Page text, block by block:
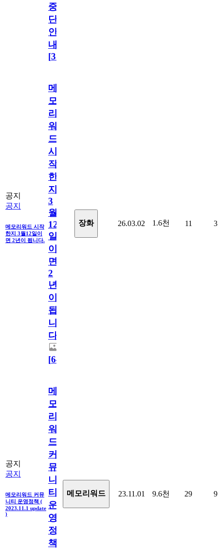
중
단
안
내
[31
공지
공지
메모리워드 시작
한지 3월12일이
면 2년이 됩니다.
메
모
리
워
드
시
작
한
지
3
월
12
일
이
면
2
년
이
됩
니
다.
[64
장화 26.03.02 1.6천 11 3
공지
공지
메모리워드 커뮤
니티 운영정책 (
2023.11.1 update
)
메
모
리
워
드
커
뮤
니
티
운
영
정
책
메모리워드 23.11.01 9.6천 29 9